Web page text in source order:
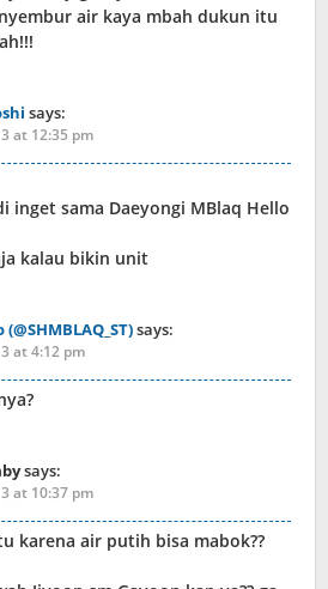
air kaya mbah dukun itu
says:
at 12:35 pm
inget sama Daeyongi MBlaq Hello
kalau bikin unit
says:
at 4:12 pm
says:
at 10:37 pm
karena air putih bisa mabok??